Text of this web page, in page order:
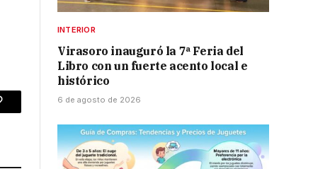
INTERIOR
Virasoro inauguró la 7ª Feria del
Libro con un fuerte acento local e
histórico
6 de agosto de 2026